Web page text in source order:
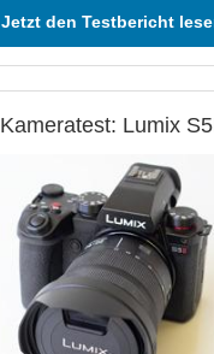
Jetzt den Testbericht
Kameratest: Lumix